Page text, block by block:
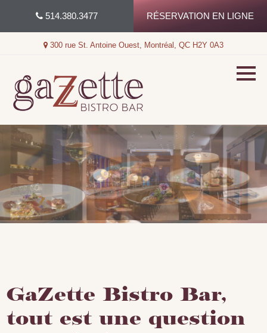
content
514.380.3477 RÉSERVATION EN LIGNE
300 rue St. Antoine Ouest, Montréal, QC H2Y 0A3
GaZette Bistro Bar,
tout est une question